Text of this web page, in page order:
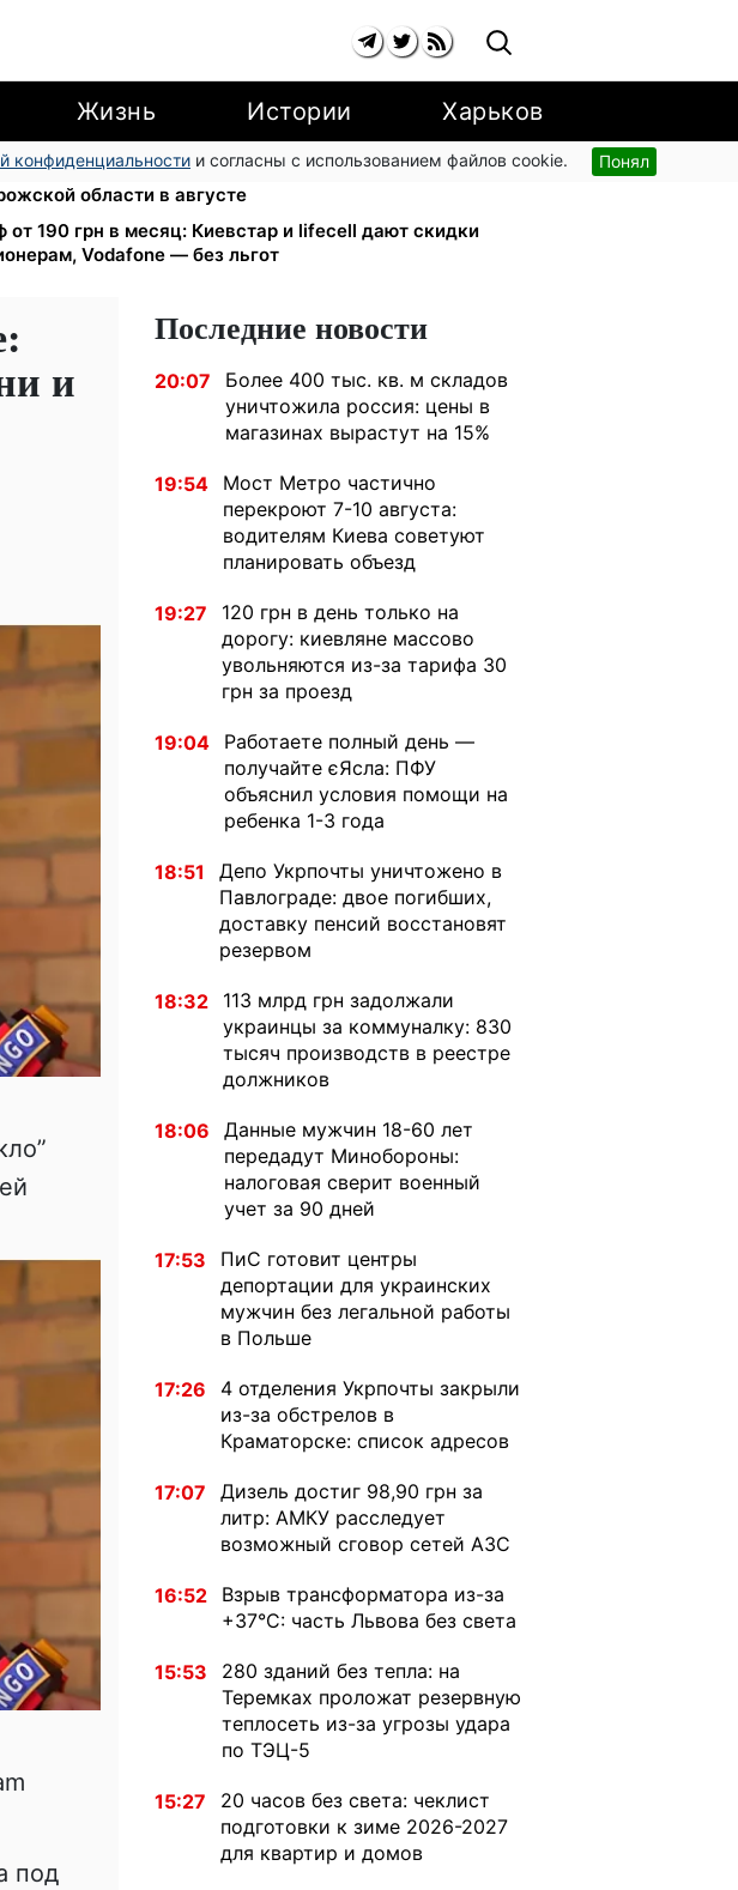
Жизнь Истории Харьков
конфиденциальности и согласны с использованием файлов cookie. Понял
гигиены на семью: UNICEF раздает помощь в
области в августе
от 190 грн в месяц: Киевстар и lifecell дают скидки
Vodafone — без льгот
и
под
Последние новости
20:07
Более 400 тыс. кв. м складов
уничтожила россия: цены в
магазинах вырастут на 15%
19:54
Мост Метро частично
перекроют 7-10 августа:
водителям Киева советуют
планировать объезд
19:27
120 грн в день только на
дорогу: киевляне массово
увольняются из-за тарифа 30
грн за проезд
19:04
Работаете полный день —
получайте єЯсла: ПФУ
объяснил условия помощи на
ребенка 1-3 года
18:51
Депо Укрпочты уничтожено в
Павлограде: двое погибших,
доставку пенсий восстановят
резервом
18:32
113 млрд грн задолжали
украинцы за коммуналку: 830
тысяч производств в реестре
должников
18:06
Данные мужчин 18-60 лет
передадут Минобороны:
налоговая сверит военный
учет за 90 дней
17:53
ПиС готовит центры
депортации для украинских
мужчин без легальной работы
в Польше
17:26
4 отделения Укрпочты закрыли
из-за обстрелов в
Краматорске: список адресов
17:07
Дизель достиг 98,90 грн за
литр: АМКУ расследует
возможный сговор сетей АЗС
16:52
Взрыв трансформатора из-за
+37°C: часть Львова без света
15:53
280 зданий без тепла: на
Теремках проложат резервную
теплосеть из-за угрозы удара
по ТЭЦ-5
15:27
20 часов без света: чеклист
подготовки к зиме 2026-2027
для квартир и домов